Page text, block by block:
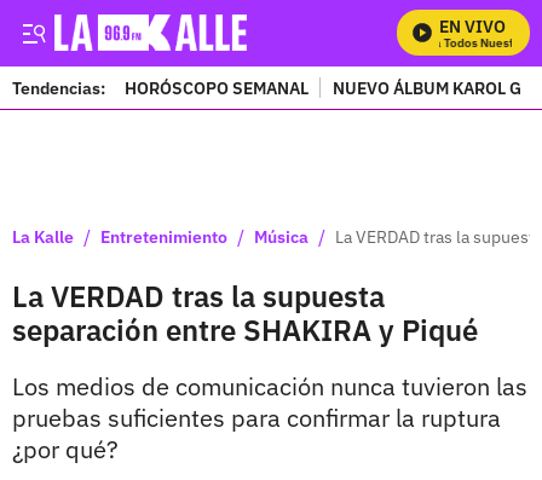
EN VIVO
Mira Todos Nuestros
Tendencias: HORÓSCOPO SEMANAL NUEVO ÁLBUM KAROL G
La Kalle / Entretenimiento / Música / La VERDAD tras la
La VERDAD tras la supuesta
separación entre SHAKIRA y Piqué
Los medios de comunicación nunca tuvieron las
pruebas suficientes para confirmar la ruptura
¿por qué?